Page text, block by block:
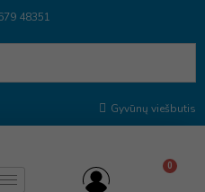
48351
Gyvūnų viešbutis
0